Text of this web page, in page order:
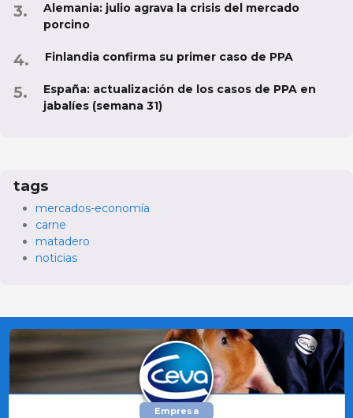
Alemania: julio agrava la crisis del mercado
porcino
Finlandia confirma su primer caso de PPA
España: actualización de los casos de PPA en
jabalíes (semana 31)
tags
mercados-economía
carne
matadero
noticias
Empresa